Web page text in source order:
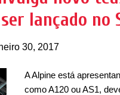
altura e uma distância
lançado no
30, 2017
A Alpine está
como A120 ou AS1,